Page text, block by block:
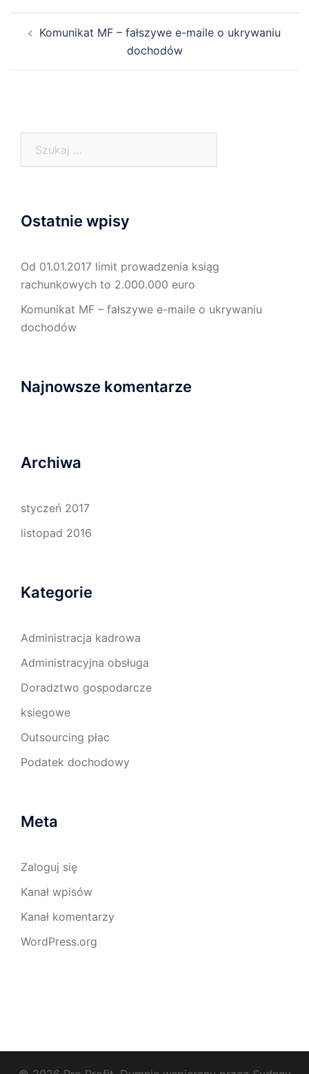
Zobacz
Komunikat MF – fałszywe e-maile o ukrywaniu
dochodów
Ostatnie wpisy
Od 01.01.2017 limit prowadzenia ksiąg
rachunkowych to 2.000.000 euro
Komunikat MF – fałszywe e-maile o ukrywaniu
dochodów
Najnowsze komentarze
Archiwa
styczeń 2017
listopad 2016
Kategorie
Administracja kadrowa
Administracyjna obsługa
Doradztwo gospodarcze
ksiegowe
Outsourcing płac
Podatek dochodowy
Meta
Zaloguj się
Kanał wpisów
Kanał komentarzy
WordPress.org